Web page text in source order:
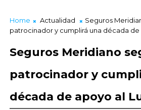
Home Actualidad
Seguros
patrocinador y cumplirá una década
Seguros Meridiano
patrocinador y
década de apoyo al